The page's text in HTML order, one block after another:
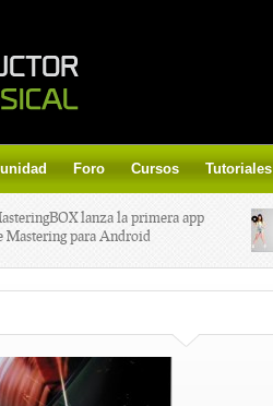
Foro Cursos Tutoriales
lanza la primera app
Mastering para Android
lanza SDD-3000, el nuevo
de delay.